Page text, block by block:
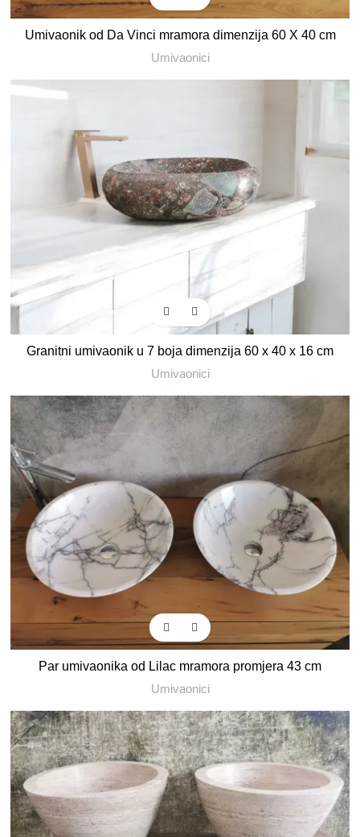
Umivaonik od Da Vinci mramora dimenzija 60 X 40 cm
Umivaonici
Granitni umivaonik u 7 boja dimenzija 60 x 40 x 16 cm
Umivaonici
Par umivaonika od Lilac mramora promjera 43 cm
Umivaonici